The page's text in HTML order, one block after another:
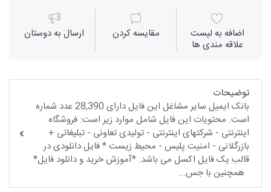
اضافه به لیست
علاقه مندی ها
مقايسه كردن ارسال به دوستان
توضیحات
بانک ایمیل سایر مشاغل این فایل دارای 28,390 عدد شماره
است. محتویات این فایل شامل موارد زیر است: فروشگاه
اینترنتی - شرکتهای اینترنتی - تولیدی تعاونی - تبلیغاتی +
بازرگلانی - امنیت پلیس - محیط زیست * فایل دانلودی در
قالب یک فایل اکسل می باشد. *آموزش خرید و دانلود فایل*
همچنین با جس...